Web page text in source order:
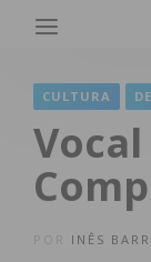
CULTURA
INÊS